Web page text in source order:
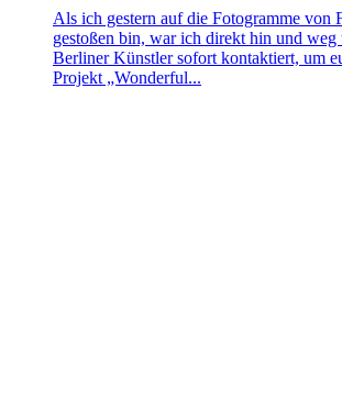
Als ich gestern auf die Fotogramme von
gestoßen bin, war ich direkt hin und weg
Berliner Künstler sofort kontaktiert, um
Projekt „Wonderful...